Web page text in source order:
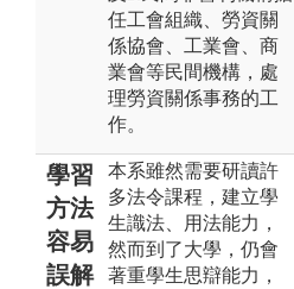
任工會組織、勞資關
係協會、工業會、商
業會等民間機構，處
理勞資關係事務的工
作。
學習
方法
容易
誤解
本系雖然需要研讀許
多法令課程，建立學
生識法、用法能力，
然而到了大學，仍會
著重學生思辯能力，